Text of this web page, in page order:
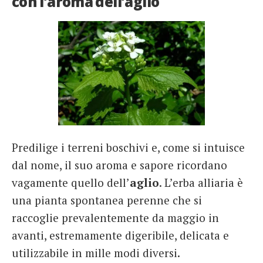
Predilige i terreni boschivi e, come si intuisce
dal nome, il suo aroma e sapore ricordano
vagamente quello dell’aglio. L’erba alliaria è
una pianta spontanea perenne che si
raccoglie prevalentemente da maggio in
avanti, estremamente digeribile, delicata e
utilizzabile in mille modi diversi.